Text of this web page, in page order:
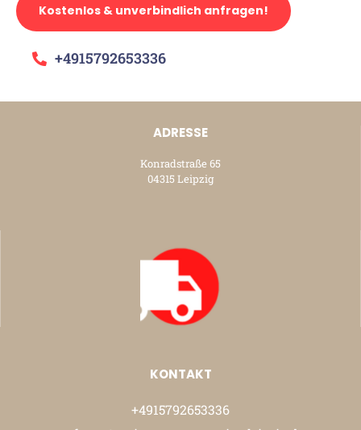
Kostenlos & unverbindlich anfragen!
+4915792653336
ADRESSE
Konradstraße 65
04315 Leipzig
KONTAKT
+4915792653336